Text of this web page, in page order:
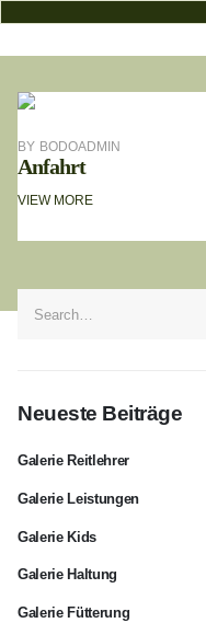
BY BODOADMIN
Anfahrt
VIEW MORE
Neueste Beiträge
Galerie Reitlehrer
Galerie Leistungen
Galerie Kids
Galerie Haltung
Galerie Fütterung